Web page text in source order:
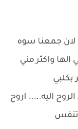
لان جمعنا سوه
واكثر مني
بكلبي
اليه..... اروح